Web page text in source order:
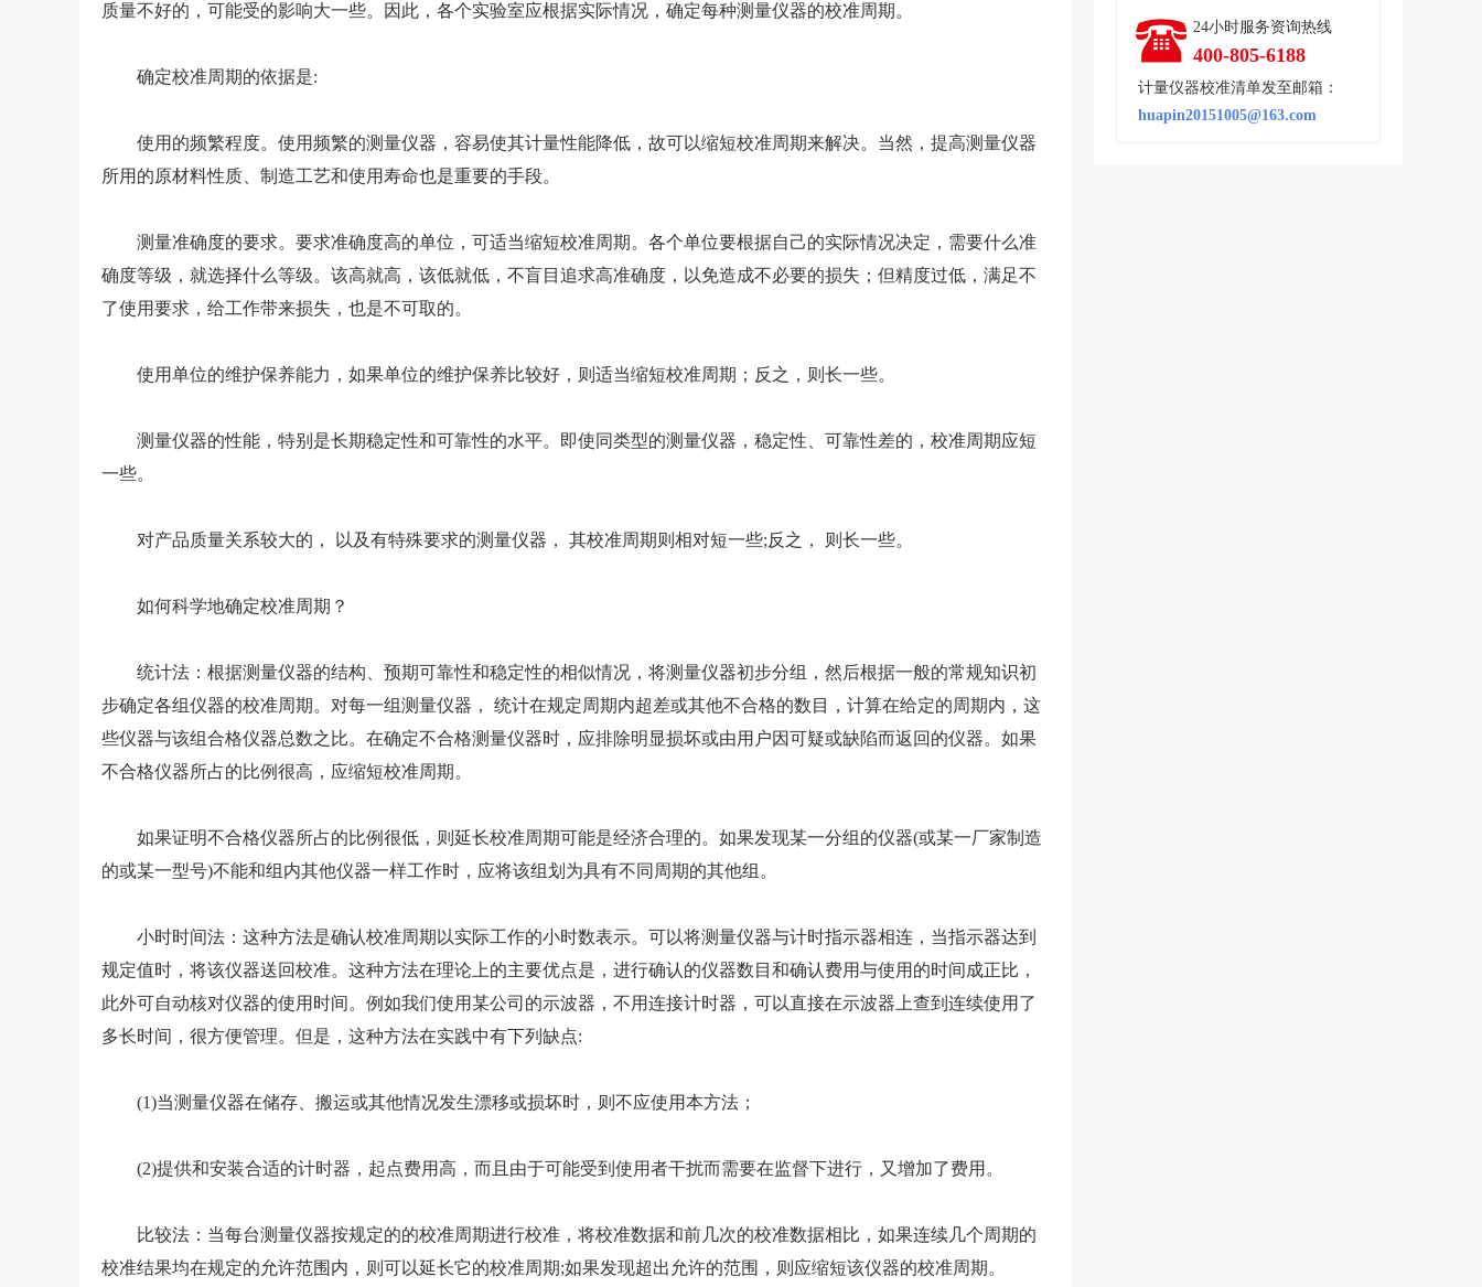
质量不好的，可能受的影响大一些。因此，各个实验室应根据实际情况，确定每种测量仪器的校准周期。
确定校准周期的依据是:
使用的频繁程度。使用频繁的测量仪器，容易使其计量性能降低，故可以缩短校准周期来解决。当然，提高测量仪器
所用的原材料性质、制造工艺和使用寿命也是重要的手段。
测量准确度的要求。要求准确度高的单位，可适当缩短校准周期。各个单位要根据自己的实际情况决定，需要什么准
确度等级，就选择什么等级。该高就高，该低就低，不盲目追求高准确度，以免造成不必要的损失；但精度过低，满足不
了使用要求，给工作带来损失，也是不可取的。
使用单位的维护保养能力，如果单位的维护保养比较好，则适当缩短校准周期；反之，则长一些。
测量仪器的性能，特别是长期稳定性和可靠性的水平。即使同类型的测量仪器，稳定性、可靠性差的，校准周期应短
一些。
对产品质量关系较大的， 以及有特殊要求的测量仪器， 其校准周期则相对短一些;反之， 则长一些。
如何科学地确定校准周期？
统计法：根据测量仪器的结构、预期可靠性和稳定性的相似情况，将测量仪器初步分组，然后根据一般的常规知识初
步确定各组仪器的校准周期。对每一组测量仪器， 统计在规定周期内超差或其他不合格的数目，计算在给定的周期内，这
些仪器与该组合格仪器总数之比。在确定不合格测量仪器时，应排除明显损坏或由用户因可疑或缺陷而返回的仪器。如果
不合格仪器所占的比例很高，应缩短校准周期。
如果证明不合格仪器所占的比例很低，则延长校准周期可能是经济合理的。如果发现某一分组的仪器(或某一厂家制造
的或某一型号)不能和组内其他仪器一样工作时，应将该组划为具有不同周期的其他组。
小时时间法：这种方法是确认校准周期以实际工作的小时数表示。可以将测量仪器与计时指示器相连，当指示器达到
规定值时，将该仪器送回校准。这种方法在理论上的主要优点是，进行确认的仪器数目和确认费用与使用的时间成正比，
此外可自动核对仪器的使用时间。例如我们使用某公司的示波器，不用连接计时器，可以直接在示波器上查到连续使用了
多长时间，很方便管理。但是，这种方法在实践中有下列缺点:
(1)当测量仪器在储存、搬运或其他情况发生漂移或损坏时，则不应使用本方法；
(2)提供和安装合适的计时器，起点费用高，而且由于可能受到使用者干扰而需要在监督下进行，又增加了费用。
比较法：当每台测量仪器按规定的的校准周期进行校准，将校准数据和前几次的校准数据相比，如果连续几个周期的
校准结果均在规定的允许范围内，则可以延长它的校准周期;如果发现超出允许的范围，则应缩短该仪器的校准周期。
24小时服务资询热线
400-805-6188
计量仪器校准清单发至邮箱：
huapin20151005@163.com